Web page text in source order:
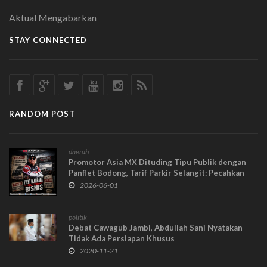
Aktual Mengabarkan
STAY CONNECTED
RANDOM POST
daerah
Promotor Asia MX Dituding Tipu Publik dengan
Panflet Bodong, Tarif Parkir Selangit: Pecahkan
Rekor Masuk Toilet Termahal di Dunia
2026-06-01
politik
Debat Cawagub Jambi, Abdullah Sani Nyatakan
Tidak Ada Persiapan Khusus
2020-11-21